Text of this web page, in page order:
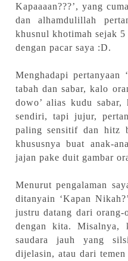
Kapaaaan???’, yang
dan alhamdulillah
khusnul khotimah sejak
dengan pacar saya :D.
Menghadapi pertanyaan
tabah dan sabar, kalo
dowo’ alias kudu sabar,
sendiri, tapi jujur,
paling sensitif dan hitz
khususnya buat anak-
jajan pake duit gambar
Menurut pengalaman
ditanyain ‘Kapan
justru datang dari
dengan kita. Misalnya,
saudara jauh yang
dijelasin, atau dari